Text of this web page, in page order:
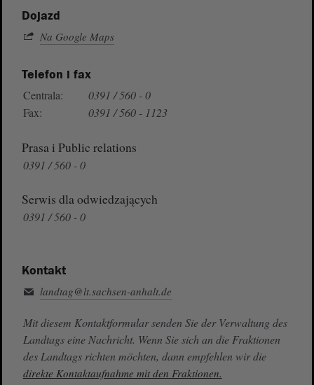
Dojazd
Na Google Maps
Telefon i fax
Centrala:
0391 / 560 - 0
Fax:
0391 / 560 - 1123
Prasa i Public relations
0391 / 560 - 0
Serwis dla odwiedzających
0391 / 560 - 0
Kontakt
landtag@lt.sachsen-anhalt.de
Mit diesem Kontaktformular senden Sie der Verwaltung des
Landtags eine Nachricht. Wenn Sie sich an die Fraktionen
des Landtags richten möchten, dann empfehlen wir die
direkte Kontaktaufnahme mit den Fraktionen.